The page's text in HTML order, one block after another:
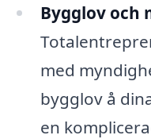
Bygglov och
med
bygglov å
en